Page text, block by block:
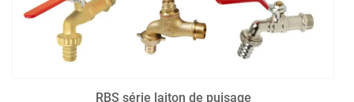
RBS série laiton de puisage